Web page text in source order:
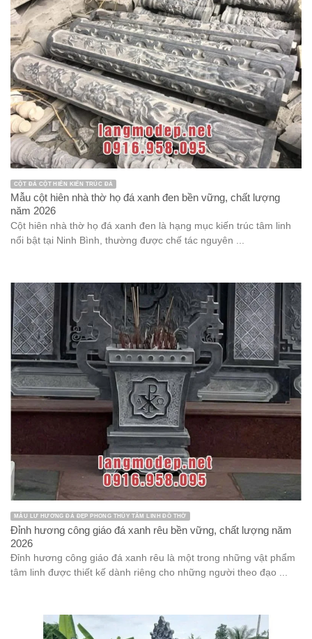
CỘT ĐÁ CỘT HIÊN KIẾN TRÚC ĐÁ
Mẫu cột hiên nhà thờ họ đá xanh đen bền vững, chất lượng
năm 2026
Cột hiên nhà thờ họ đá xanh đen là hạng mục kiến trúc tâm linh
nổi bật tại Ninh Bình, thường được chế tác nguyên ...
MẪU LƯ HƯƠNG ĐÁ ĐẸP PHONG THỦY TÂM LINH ĐỒ THỜ
Đỉnh hương công giáo đá xanh rêu bền vững, chất lượng năm
2026
Đỉnh hương công giáo đá xanh rêu là một trong những vật phẩm
tâm linh được thiết kế dành riêng cho những người theo đạo ...